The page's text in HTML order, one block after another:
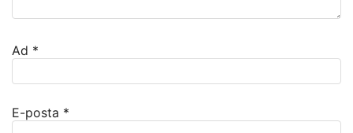
Ad *
E-posta *